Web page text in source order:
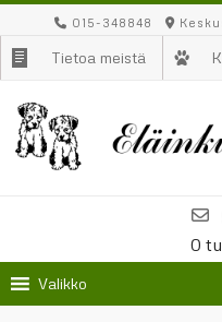
to
content
015-348848
Tietoa meistä
0
Valikko